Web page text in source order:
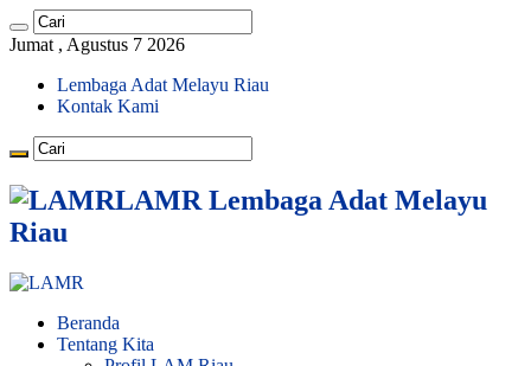
Jumat , Agustus 7 2026
Lembaga Adat Melayu Riau
Kontak Kami
LAMR Lembaga Adat Melayu
Riau
Beranda
Tentang Kita